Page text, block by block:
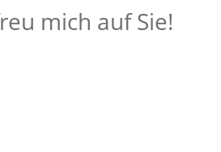
mich auf Sie!